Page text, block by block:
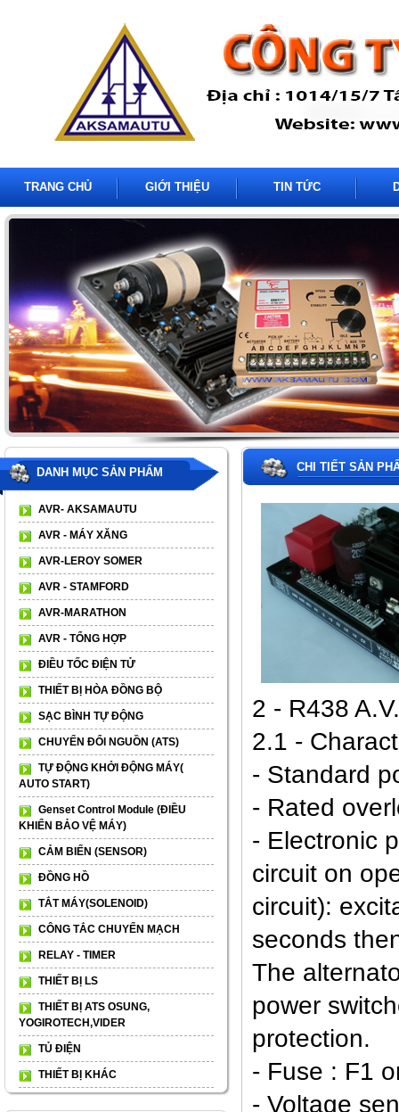
TRANG CHỦ GIỚI THIỆU TIN TỨC
DANH MỤC SẢN PHẨM
AVR- AKSAMAUTU
AVR - MÁY XĂNG
AVR-LEROY SOMER
AVR - STAMFORD
AVR-MARATHON
AVR - TỔNG HỢP
ĐIỀU TỐC ĐIỆN TỬ
THIẾT BỊ HÒA ĐỒNG BỘ
SẠC BÌNH TỰ ĐỘNG
CHUYỂN ĐỔI NGUỒN (ATS)
TỰ ĐỘNG KHỞI ĐỘNG MÁY(
AUTO START)
Genset Control Module (ĐIỀU
KHIỂN BẢO VỆ MÁY)
CẢM BIẾN (SENSOR)
ĐỒNG HỒ
TẮT MÁY(SOLENOID)
CÔNG TẮC CHUYỂN MẠCH
RELAY - TIMER
THIẾT BỊ LS
THIẾT BỊ ATS OSUNG,
YOGIROTECH,VIDER
TỦ ĐIỆN
THIẾT BỊ KHÁC
CHI TIẾT SẢN
2 - R438
2.1 -
- Standard
- Rated
- Electronic
circuit on
circuit):
seconds
The
power
protection.
- Fuse : F1
- Voltage